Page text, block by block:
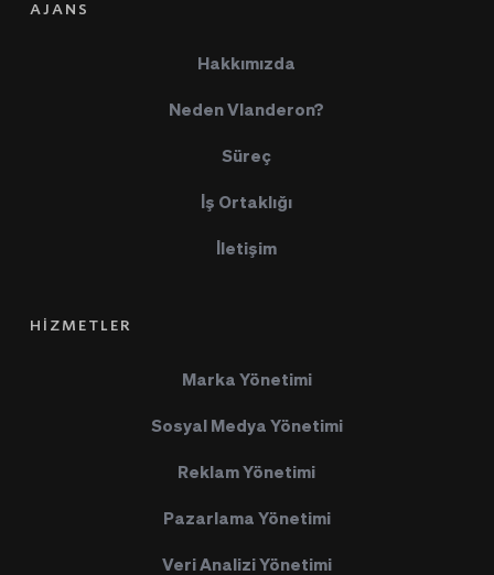
AJANS
Hakkımızda
Neden Vlanderon?
Süreç
İş Ortaklığı
İletişim
HİZMETLER
Marka Yönetimi
Sosyal Medya Yönetimi
Reklam Yönetimi
Pazarlama Yönetimi
Veri Analizi Yönetimi